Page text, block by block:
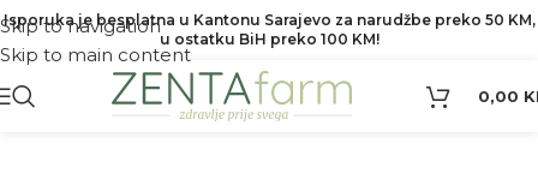
Skip to navigation
Skip to main content
Isporuka je besplatna u Kantonu Sarajevo za narudžbe preko 50 KM,
u ostatku BiH preko 100 KM!
0,00